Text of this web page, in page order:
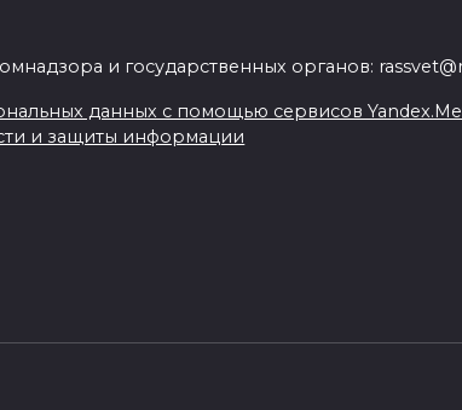
и государственных органов:
данных с помощью сервисов
и защиты информации